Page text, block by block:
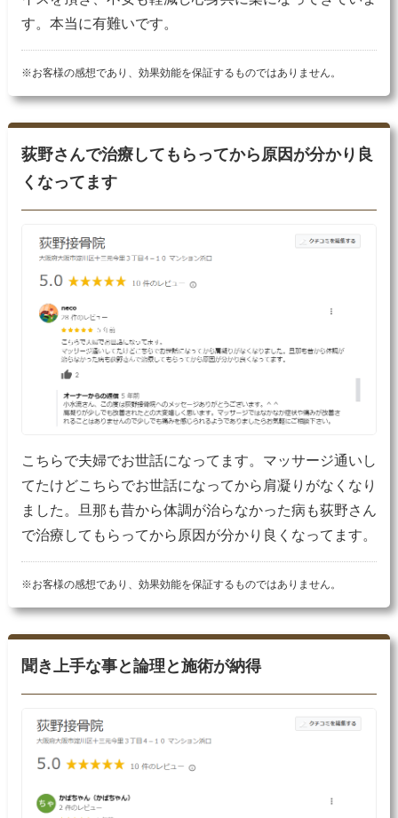
す。本当に有難いです。
※お客様の感想であり、効果効能を保証するものではありません。
荻野さんで治療してもらってから原因が分かり良
くなってます
こちらで夫婦でお世話になってます。マッサージ通いし
てたけどこちらでお世話になってから肩凝りがなくなり
ました。旦那も昔から体調が治らなかった病も荻野さん
で治療してもらってから原因が分かり良くなってます。
※お客様の感想であり、効果効能を保証するものではありません。
聞き上手な事と論理と施術が納得